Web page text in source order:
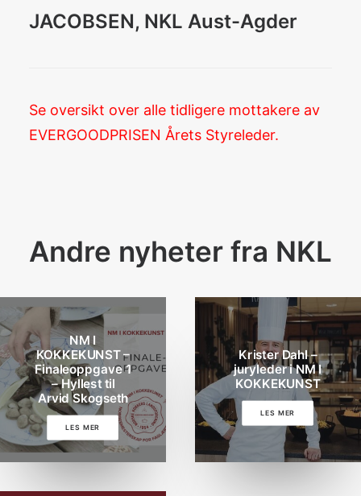
JACOBSEN, NKL Aust-Agder
Se oversikt over alle tidligere mottakere av
EVERGOODPRISEN Årets Styreleder.
Andre nyheter fra NKL
NM I
KOKKEKUNST –
Finaleoppgave 1
– Hyllest til
Arvid Skogseth
LES MER
Krister Dahl –
juryleder i NM I
KOKKEKUNST
LES MER